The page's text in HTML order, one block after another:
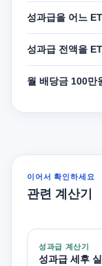
성과급을 어느
성과급 전액을
월 배당금 100만
이어서 확인하세요
관련 계산기
성과급 계산기
성과급 세후